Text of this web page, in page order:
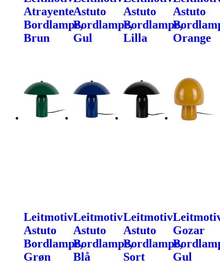
Atrayente
Bordlampe,
Brun
Astuto
Bordlampe,
Gul
Astuto
Bordlampe,
Lilla
Astuto
Orange
Leitmotiv
Astuto
Bordlampe,
Grøn
Leitmotiv
Astuto
Bordlampe,
Blå
Leitmotiv
Astuto
Bordlampe,
Sort
Gozar
Gul